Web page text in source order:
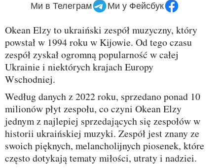
Ми в Телеграм Ми у Фейсбук
Okean Elzy to ukraiński zespół muzyczny, który
powstał w 1994 roku w Kijowie. Od tego czasu
zespół zyskał ogromną popularność w całej
Ukrainie i niektórych krajach Europy
Wschodniej.
Według danych z 2022 roku, sprzedano ponad 10
milionów płyt zespołu, co czyni Okean Elzy
jednym z najlepiej sprzedających się zespołów w
historii ukraińskiej muzyki. Zespół jest znany ze
swoich pięknych, melancholijnych piosenek, które
często dotykają tematy miłości, utraty i nadziei.